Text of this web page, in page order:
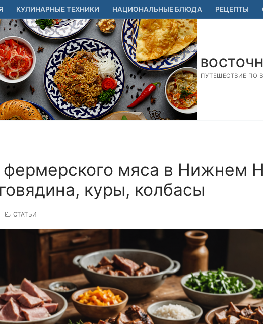
КУЛИНАРНЫЕ ТЕХНИКИ НАЦИОНАЛЬНЫЕ БЛЮДА РЕЦЕПТЫ
ПУТЕШЕСТВИЕ ПО
фермерского мяса в Нижнем
куры, колбасы
СТАТЬИ